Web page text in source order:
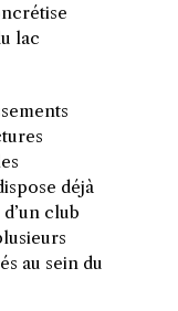
lac
déjà
club
au sein du